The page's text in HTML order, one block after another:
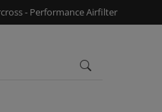
- Performance Airfilter